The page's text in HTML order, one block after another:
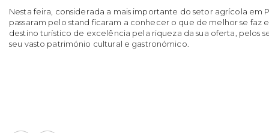
Nesta feira, considerada a mais importante do setor agrícola em
passaram pelo stand ficaram a conhecer o que de melhor se faz
destino turístico de excelência pela riqueza da sua oferta, pelos
seu vasto património cultural e gastronómico.